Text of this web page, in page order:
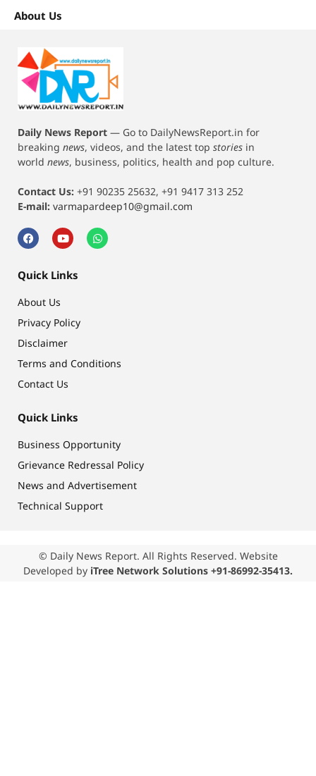
About Us
Daily News Report — Go to DailyNewsReport.in for
breaking news, videos, and the latest top stories in
world news, business, politics, health and pop culture.
Contact Us: +91 90235 25632, +91 9417 313 252
E-mail: varmapardeep10@gmail.com
Quick Links
About Us
Privacy Policy
Disclaimer
Terms and Conditions
Contact Us
Quick Links
Business Opportunity
Grievance Redressal Policy
News and Advertisement
Technical Support
© Daily News Report. All Rights Reserved. Website
Developed by iTree Network Solutions +91-86992-35413.